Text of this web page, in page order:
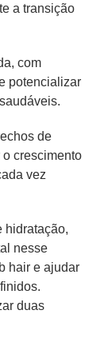
a transição
com
potencializar
de
crescimento
vez
hidratação,
nesse
hair e ajudar
duas